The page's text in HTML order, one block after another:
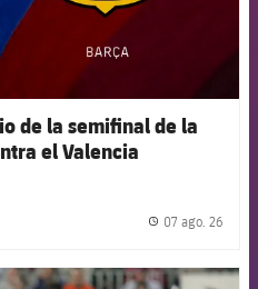
de la semifinal de la
el Valencia
07 ago. 26
FCB Barcelona badge